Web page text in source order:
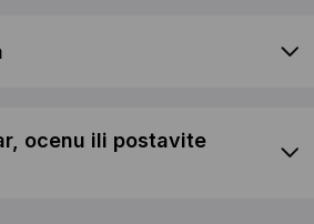
ocenu ili postavite